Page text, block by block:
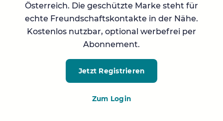
Österreich. Die geschützte Marke steht für
echte Freundschaftskontakte in der Nähe.
Kostenlos nutzbar, optional werbefrei per
Abonnement.
Jetzt Registrieren
Zum Login